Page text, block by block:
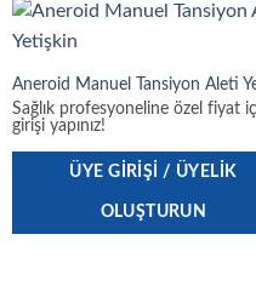
Aneroid Manuel Tansiyon Aleti
Sağlık profesyoneline özel fiyat
girişi yapınız!
ÜYE GIRIŞI / ÜYELIK
OLUŞTURUN